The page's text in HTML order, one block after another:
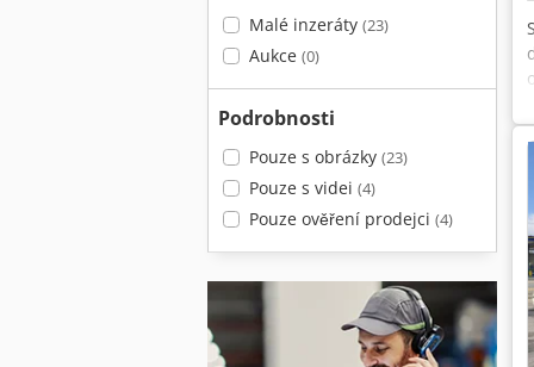
Malé inzeráty (23)
Aukce (0)
Podrobnosti
Pouze s obrázky (23)
Pouze s videi (4)
Pouze ověření prodejci (4)